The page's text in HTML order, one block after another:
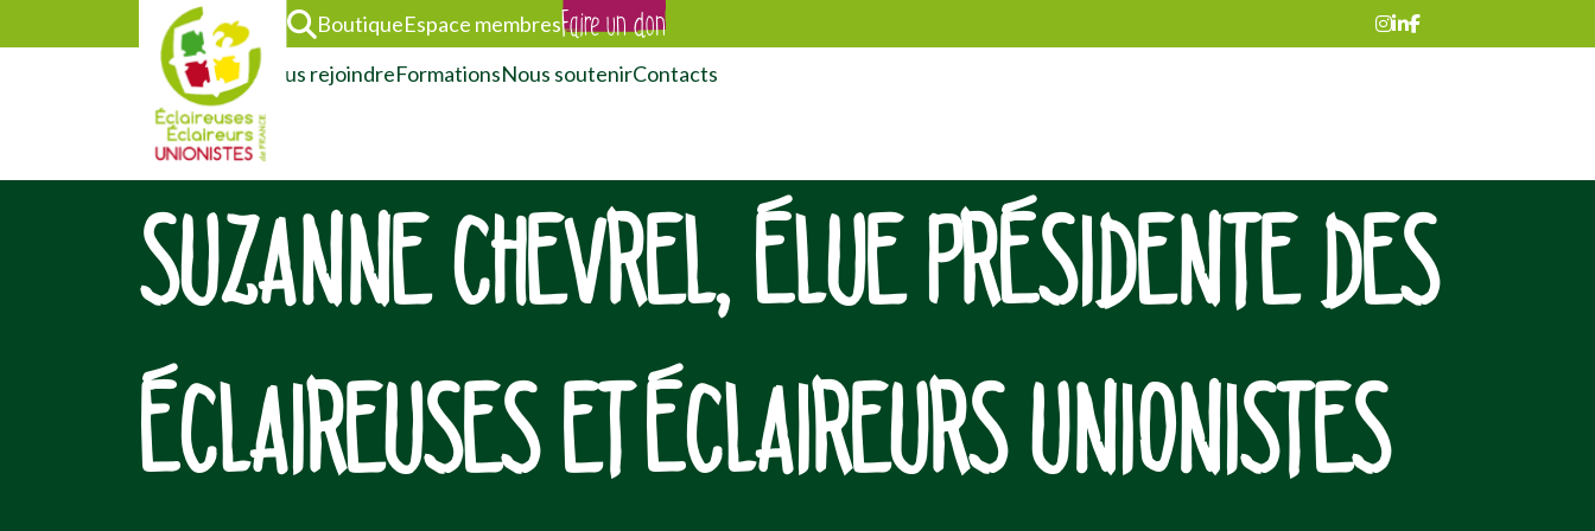
BoutiqueEspace membresFaire un don
L’associationNous rejoindreFormationsNous soutenirContacts
SUZANNE CHEVREL, ÉLUE PRÉSIDENTE DES
ÉCLAIREUSES ET ÉCLAIREURS UNIONISTES